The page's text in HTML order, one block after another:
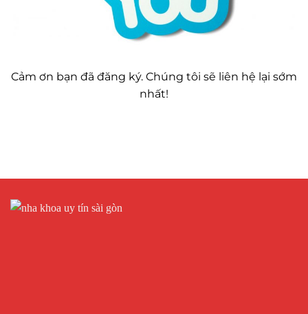
Cảm ơn bạn đã đăng ký. Chúng tôi sẽ liên hệ lại sớm
nhất!